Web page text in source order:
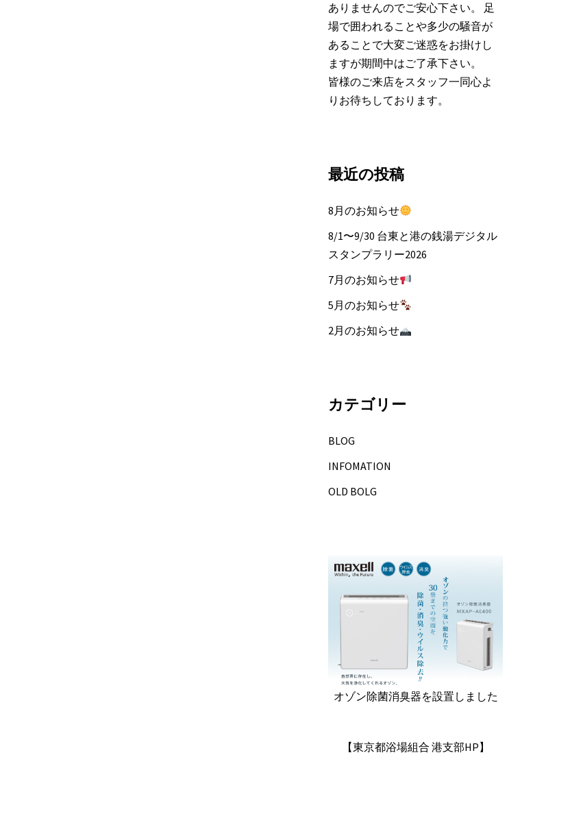
ありませんのでご安心下さい。 足
場で囲われることや多少の騒音が
あることで大変ご迷惑をお掛けし
ますが期間中はご了承下さい。
皆様のご来店をスタッフ一同心よ
りお待ちしております。
最近の投稿
8月のお知らせ
8/1〜9/30 台東と港の銭湯デジタル
スタンプラリー2026
7月のお知らせ
5月のお知らせ
2月のお知らせ
カテゴリー
BLOG
INFOMATION
OLD BOLG
オゾン除菌消臭器を設置しました
【東京都浴場組合 港支部HP】